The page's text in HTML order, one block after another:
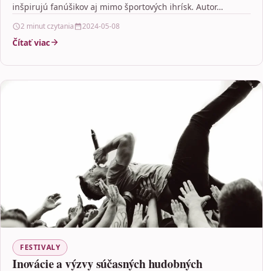
inšpirujú fanúšikov aj mimo športových ihrísk. Autor…
2 minut czytania 2024-05-08
Čítať viac
FESTIVALY
Inovácie a výzvy súčasných hudobných